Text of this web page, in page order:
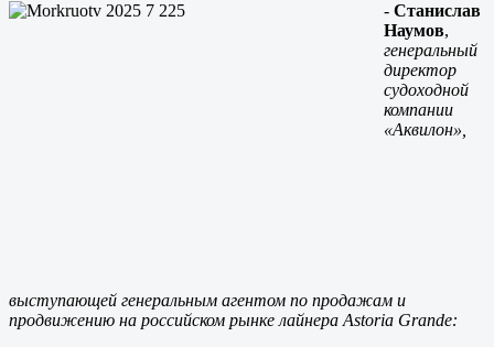
- Станислав
Наумов,
генеральный
директор
судоходной
компании
«Аквилон»,
выступающей генеральным агентом по продажам и
продвижению на российском рынке лайнера Astoria Grande: